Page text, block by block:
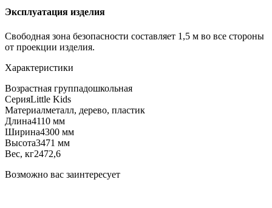
Эксплуатация изделия
Свободная зона безопасности составляет 1,5 м во все стороны
от проекции изделия.
Характеристики
Возрастная группадошкольная
СерияLittle Kids
Материалметалл, дерево, пластик
Длина4110 мм
Ширина4300 мм
Высота3471 мм
Вес, кг2472,6
Возможно вас заинтересует